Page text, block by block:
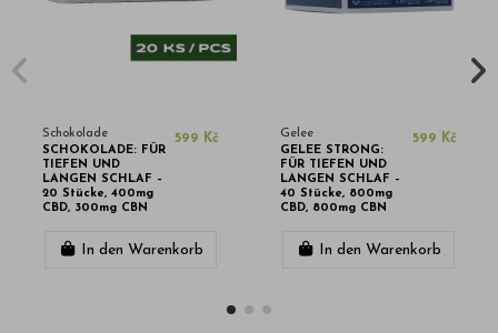
Schokolade
SCHOKOLADE: FÜR
TIEFEN UND
LANGEN SCHLAF –
20 Stücke, 400mg
CBD, 300mg CBN
599 Kč
In den Warenkorb
Gelee
GELEE STRONG:
FÜR TIEFEN UND
LANGEN SCHLAF –
40 Stücke, 800mg
CBD, 800mg CBN
599 Kč
In den Warenkorb